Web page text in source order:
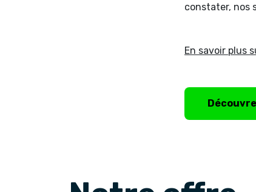
constater, nos
En savoir plus